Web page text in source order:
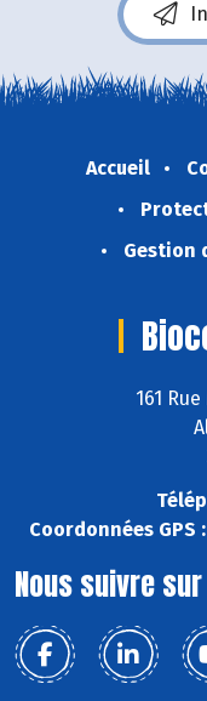
Accueil
Gestion
161
Coordonnées GPS :
Nous suivre sur